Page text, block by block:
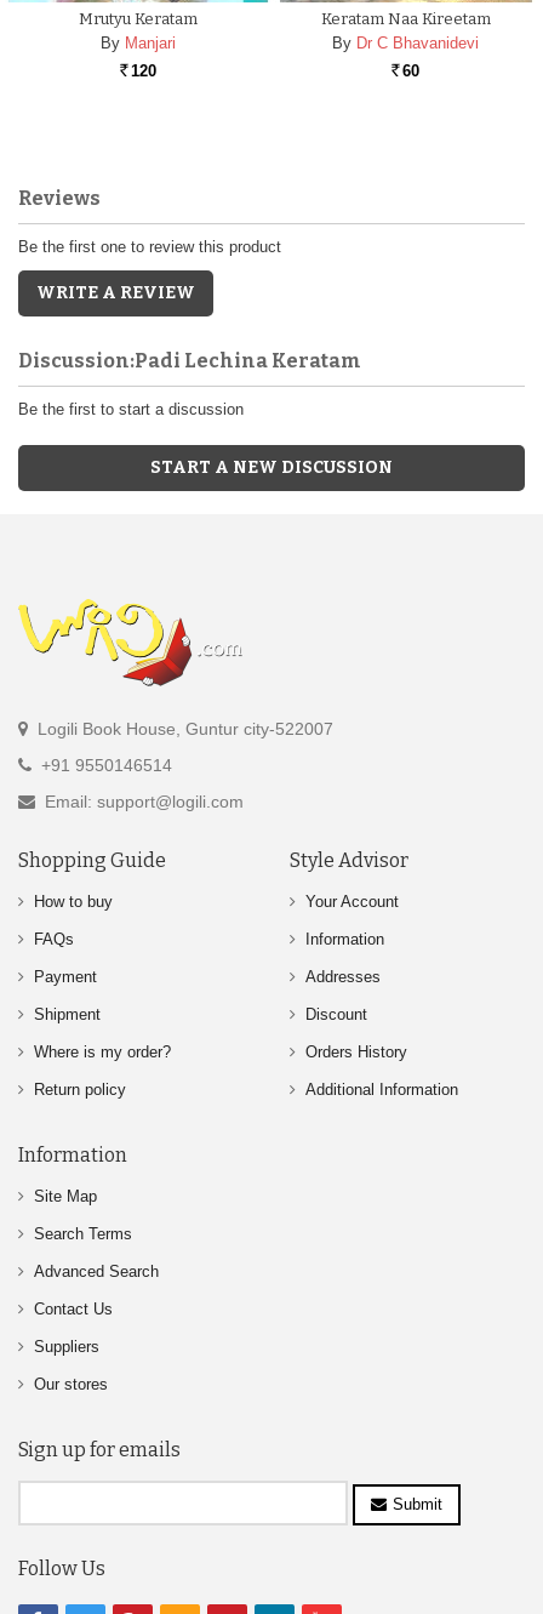
Mrutyu Keratam
By Manjari
Rs. 120
Keratam Naa Kireetam
By Dr C Bhavanidevi
Rs. 60
Reviews
Be the first one to review this product
WRITE A REVIEW
Discussion:Padi Lechina Keratam
Be the first to start a discussion
START A NEW DISCUSSION
Logili Book House, Guntur city-522007
+91 9550146514
Email: support@logili.com
Shopping Guide
How to buy
FAQs
Payment
Shipment
Where is my order?
Return policy
Style Advisor
Your Account
Information
Addresses
Discount
Orders History
Additional Information
Information
Site Map
Search Terms
Advanced Search
Contact Us
Suppliers
Our stores
Sign up for emails
Submit
Follow Us